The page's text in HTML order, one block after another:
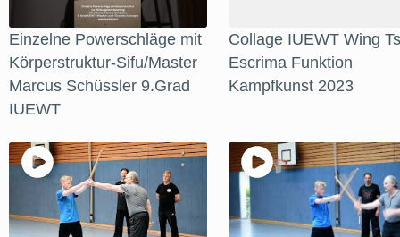
Einzelne Powerschläge mit
Körperstruktur-Sifu/Master
Marcus Schüssler 9.Grad
IUEWT
Collage IUEWT Wing
Escrima Funktion
Kampfkunst 2023